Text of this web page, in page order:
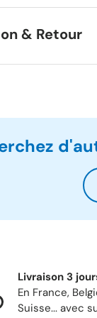
& Retour
Livraison 3
En France,
Suisse... avec